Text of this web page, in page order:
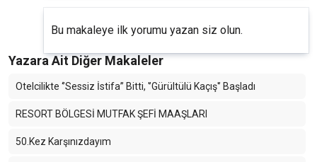
Bu makaleye ilk yorumu yazan siz olun.
Yazara Ait Diğer Makaleler
Otelcilikte ‘’Sessiz İstifa’’ Bitti, '’Gürültülü Kaçış'’ Başladı
RESORT BÖLGESİ MUTFAK ŞEFİ MAAŞLARI
50.Kez Karşınızdayım